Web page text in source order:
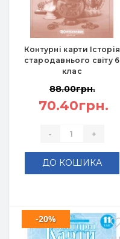
Контурні карти Історія
стародавнього світу 6
клас
88.00грн.
70.40грн.
- +
ДО КОШИКА
-20%